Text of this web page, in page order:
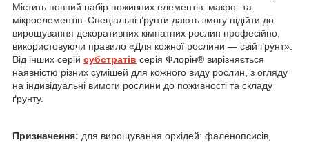
Містить повний набір поживних елементів: макро- та
мікроелементів. Спеціальні ґрунти дають змогу підійти до
вирощування декоративних кімнатних рослин професійно,
використовуючи правило «Для кожної рослини — свій ґрунт».
Від інших серій субстратів серія Флорін® вирізняється
наявністю різних сумішей для кожного виду рослин, з огляду
на індивідуальні вимоги рослини до поживності та складу
ґрунту.
Призначення: для вирощування орхідей: фаленопсисів,